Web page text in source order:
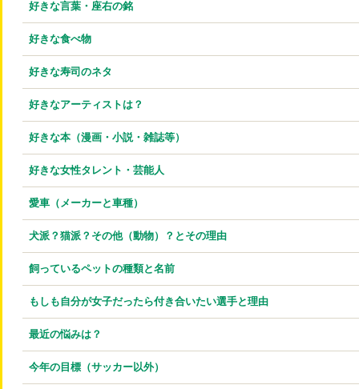
好きな言葉・座右の銘
好きな食べ物
好きな寿司のネタ
好きなアーティストは？
好きな本（漫画・小説・雑誌等）
好きな女性タレント・芸能人
愛車（メーカーと車種）
犬派？猫派？その他（動物）？とその理由
飼っているペットの種類と名前
もしも自分が女子だったら付き合いたい選手と理由
最近の悩みは？
今年の目標（サッカー以外）